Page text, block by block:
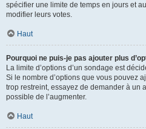
spécifier une limite de temps en jours et
modifier leurs votes.
Haut
Pourquoi ne puis-je pas ajouter plus
La limite d’options d’un sondage est
Si le nombre d’options que vous pouvez
trop restreint, essayez de demander à un
possible de l’augmenter.
Haut